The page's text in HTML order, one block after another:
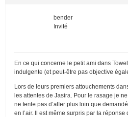
bender
Invité
En ce qui concerne le petit ami dans
indulgente (et peut-être pas objective
Lors de leurs premiers attouchements
les attentes de Jasira. Pour le rasage je
ne tente pas d’aller plus loin que
en l’air. Il est même surpris par la réponse